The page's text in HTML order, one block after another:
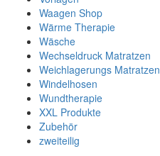
Waagen Shop
Wärme Therapie
Wäsche
Wechseldruck Matratzen
Weichlagerungs Matratzen
Windelhosen
Wundtherapie
XXL Produkte
Zubehör
zweiteilig